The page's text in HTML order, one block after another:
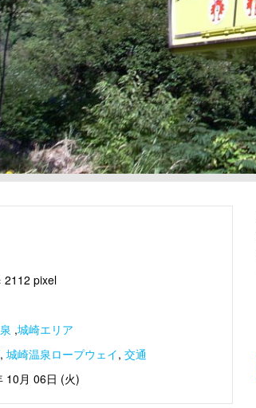
2112 pixel
,城崎エリア
, 城崎温泉ロープウェイ, 交通
10月 06日 (火)